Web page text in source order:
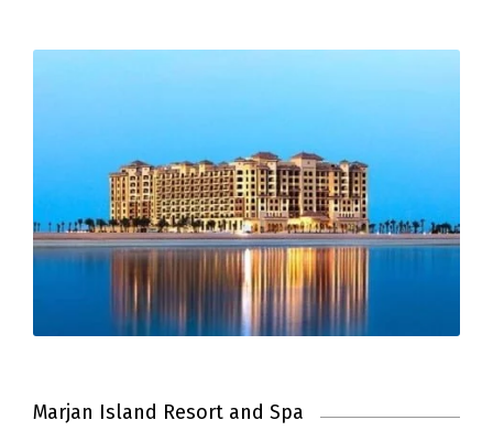
Marjan Island Resort and Spa